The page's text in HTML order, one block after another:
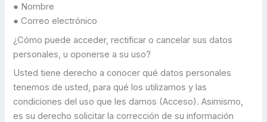
● Nombre
● Correo electrónico
¿Cómo puede acceder, rectificar o cancelar sus datos
personales, u oponerse a su uso?
Usted tiene derecho a conocer qué datos personales
tenemos de usted, para qué los utilizamos y las
condiciones del uso que les damos (Acceso). Asimismo,
es su derecho solicitar la corrección de su información